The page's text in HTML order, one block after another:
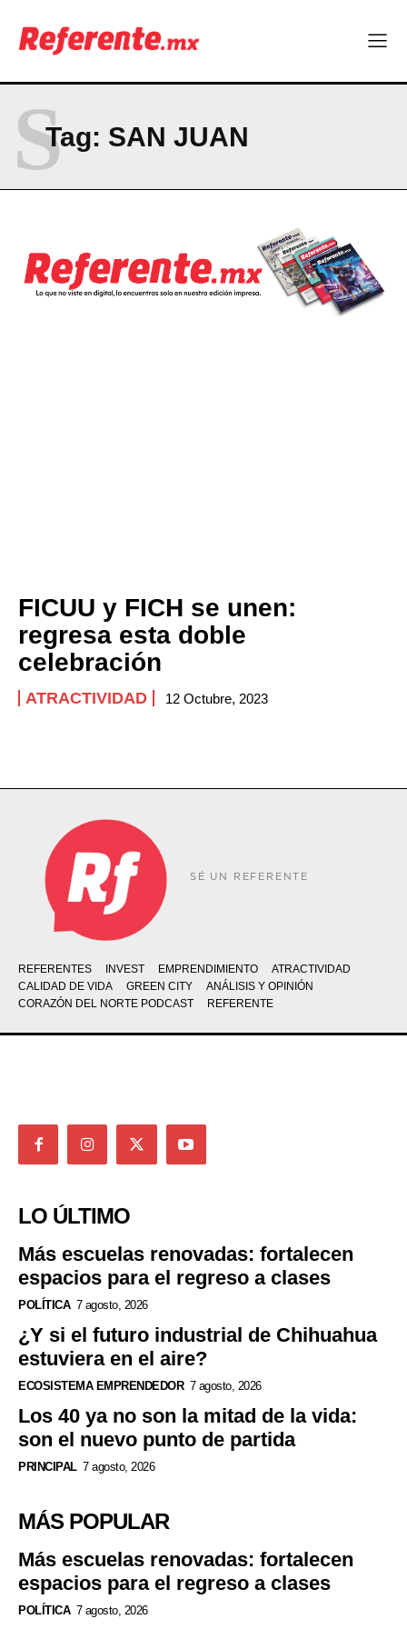
Company
ABOUT
CONTACT
PRIVACY POLICY
Tag: SAN JUAN
S
FICUU y FICH se unen:
regresa esta doble
celebración
ATRACTIVIDAD 12 Octubre, 2023
SÉ UN REFERENTE
REFERENTES INVEST EMPRENDIMIENTO
ATRACTIVIDAD
CALIDAD DE VIDA
GREEN CITY
ANÁLISIS Y OPINIÓN
CORAZÓN DEL NORTE PODCAST
REFERENTE
LO ÚLTIMO
Más escuelas renovadas: fortalecen
espacios para el regreso a clases
POLÍTICA 7 agosto, 2026
¿Y si el futuro industrial de Chihuahua
estuviera en el aire?
ECOSISTEMA EMPRENDEDOR 7 agosto, 2026
Los 40 ya no son la mitad de la vida:
son el nuevo punto de partida
PRINCIPAL 7 agosto, 2026
MÁS POPULAR
Más escuelas renovadas: fortalecen
espacios para el regreso a clases
POLÍTICA 7 agosto, 2026